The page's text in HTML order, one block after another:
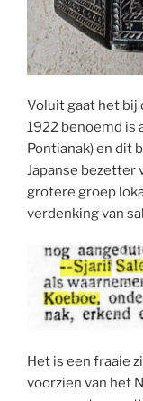
Voluit gaat het bij
1922 benoemd is
Pontianak) en dit
Japanse
grotere groep
verdenking van
Het is een fraaie
voorzien van het